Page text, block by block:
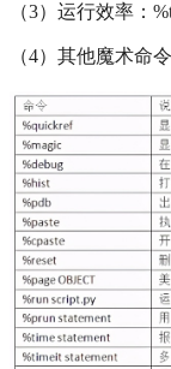
（3）运行效率：
（4）其他魔术命令